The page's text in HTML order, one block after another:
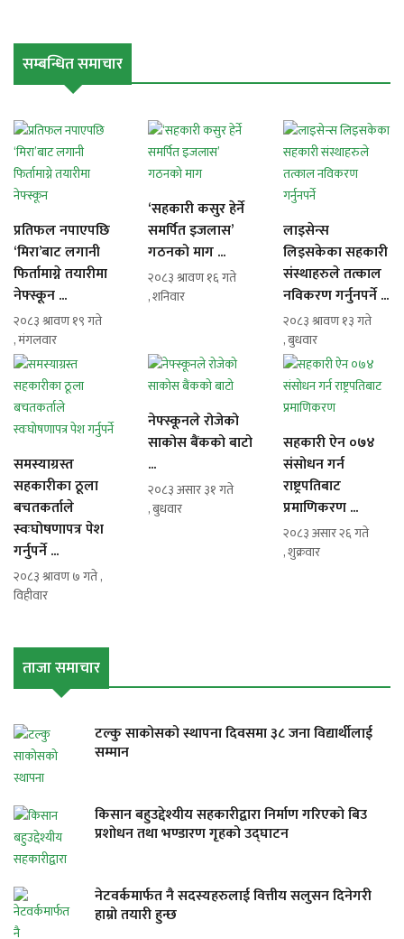
सम्बन्धित समाचार
प्रतिफल नपाएपछि
‘मिरा’बाट लगानी
फिर्तामाग्ने तयारीमा
नेफ्स्कून ...
२०८३ श्रावण १९ गते
, मंगलवार
‘सहकारी कसुर हेर्ने
समर्पित इजलास’
गठनको माग ...
२०८३ श्रावण १६ गते
, शनिवार
लाइसेन्स
लिइसकेका सहकारी
संस्थाहरुले तत्काल
नविकरण गर्नुनपर्ने ...
२०८३ श्रावण १३ गते
, बुधवार
समस्याग्रस्त
सहकारीका ठूला
बचतकर्ताले
स्वःघोषणापत्र पेश
गर्नुपर्ने ...
२०८३ श्रावण ७ गते ,
विहीवार
नेफ्स्कूनले रोजेको
साकोस बैंकको बाटो
...
२०८३ असार ३१ गते
, बुधवार
सहकारी ऐन ०७४
संसोधन गर्न
राष्ट्रपतिबाट
प्रमाणिकरण ...
२०८३ असार २६ गते
, शुक्रवार
ताजा समाचार
टल्कु साकोसको स्थापना दिवसमा ३८ जना विद्यार्थीलाई
सम्मान
किसान बहुउद्देश्यीय सहकारीद्वारा निर्माण गरिएको बिउ
प्रशोधन तथा भण्डारण गृहको उद्घाटन
नेटवर्कमार्फत नै सदस्यहरुलाई वित्तीय सलुसन दिनेगरी
हाम्रो तयारी हुन्छ